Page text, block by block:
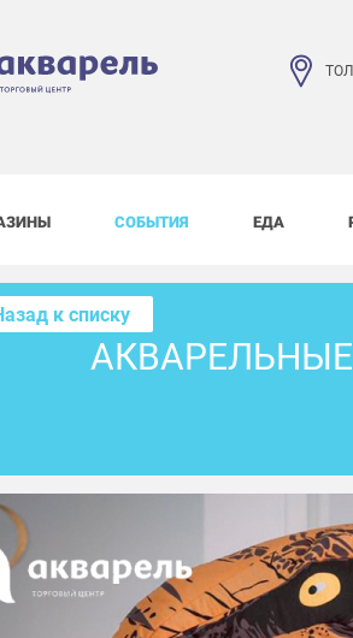
СОБЫТИЯ ЕДА
к списку